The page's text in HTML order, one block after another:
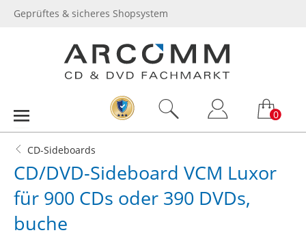
Geprüftes & sicheres Shopsystem
0
CD-Sideboards
CD/DVD-Sideboard VCM Luxor
für 900 CDs oder 390 DVDs,
buche